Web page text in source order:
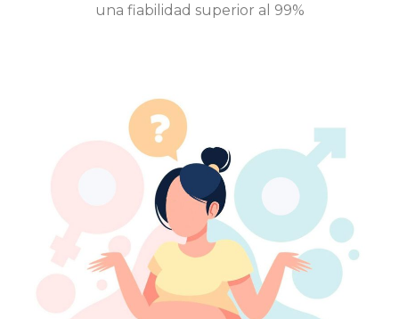
una fiabilidad superior al 99%